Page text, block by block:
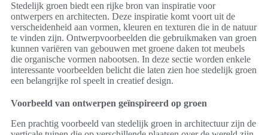
Stedelijk groen biedt een rijke bron van inspiratie voor
ontwerpers en architecten. Deze inspiratie komt voort uit de
verscheidenheid aan vormen, kleuren en texturen die in de natuur
te vinden zijn. Ontwerpvoorbeelden die gebruikmaken van groen
kunnen variëren van gebouwen met groene daken tot meubels
die organische vormen nabootsen. In deze sectie worden enkele
interessante voorbeelden belicht die laten zien hoe stedelijk groen
een belangrijke rol speelt in creatief design.
Voorbeeld van ontwerpen geïnspireerd op groen
Een prachtig voorbeeld van stedelijk groen in architectuur zijn de